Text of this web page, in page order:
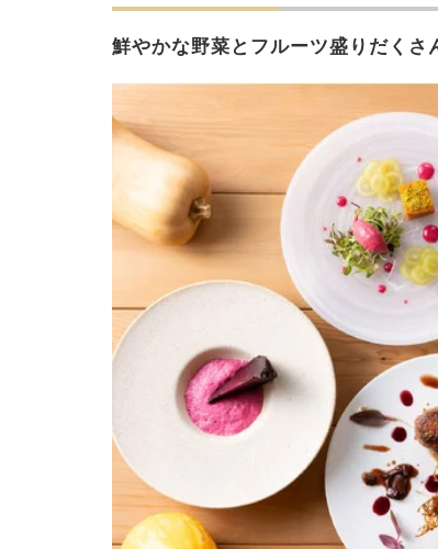
鮮やかな野菜とフルーツ盛りだくさ